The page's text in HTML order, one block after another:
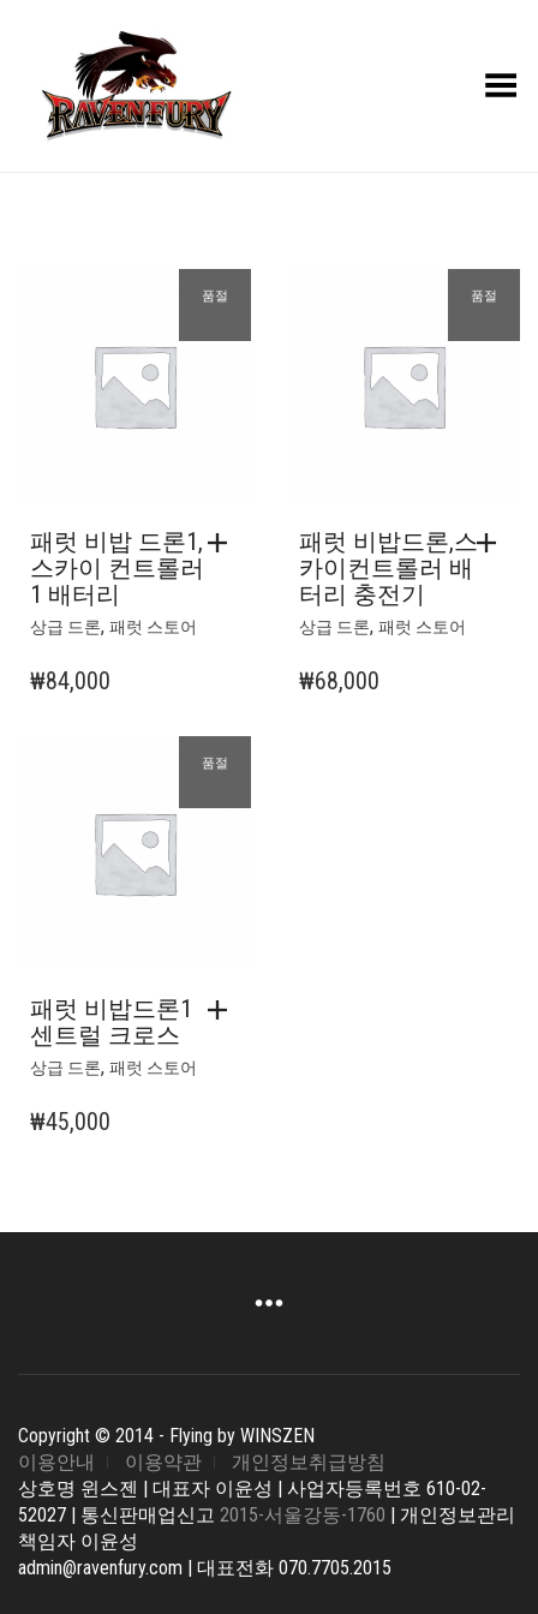
Toggle Menu
품절
패럿 비밥 드론1,
스카이 컨트롤러
1 배터리
상급 드론, 패럿 스토어
₩84,000
품절
패럿 비밥드론,스
카이컨트롤러 배
터리 충전기
상급 드론, 패럿 스토어
₩68,000
품절
패럿 비밥드론1
센트럴 크로스
상급 드론, 패럿 스토어
₩45,000
Copyright © 2014 - Flying by WINSZEN
이용안내
이용약관
개인정보취급방침
상호명 윈스젠 | 대표자 이윤성 | 사업자등록번호 610-02-
52027 | 통신판매업신고 2015-서울강동-1760 | 개인정보관리
책임자 이윤성
admin@ravenfury.com | 대표전화 070.7705.2015